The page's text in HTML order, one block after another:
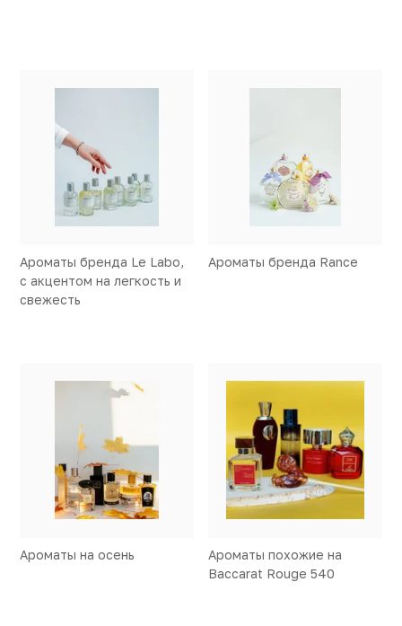
Ароматы бренда Le Labo,
с акцентом на легкость и
свежесть
Ароматы бренда Rance
Ароматы на осень
Ароматы похожие на
Baccarat Rouge 540